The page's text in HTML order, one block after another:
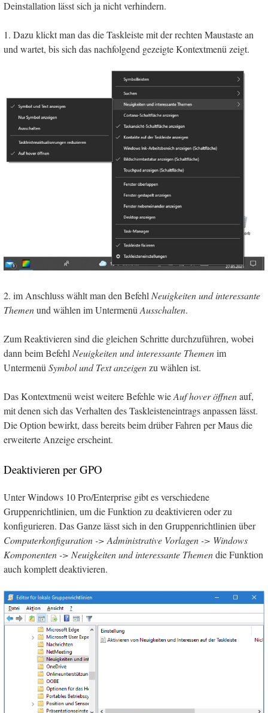
Deinstallation lässt sich ja nicht verhindern.
1. Dazu klickt man das die Taskleiste mit der rechten Maustaste an
und wartet, bis sich das nachfolgend gezeigte Kontextmenü zeigt.
2. im Anschluss wählt man den Befehl Neuigkeiten und interessante
Themenund wählen im Untermenü Ausschalten.
Zum Reaktivieren sind die gleichen Schritte durchzuführen, wobei
dann beim Befehl Neuigkeiten und interessante Themenim
Untermenü Symbol und Text anzeigenzu wählen ist.
Das Kontextmenü weist weitere Befehle wieAuf hover öffnenauf,
mit denen sich das Verhalten des Taskleisteneintrags anpassen lässt.
Die Option bewirkt, dass bereits beim drüber Fahren per Maus die
erweiterte Anzeige erscheint.
Deaktivieren per GPO
Unter Windows 10 Pro/Enterprise gibt es verschiedene
Gruppenrichtlinien, um die Funktion zu deaktivieren oder zu
konfigurieren. Das Ganze lässt sich in den Gruppenrichtlinien über
Computerkonfiguration -> Administrative Vorlagen -> Windows
Komponenten -> Neuigkeiten und interessante Themendie Funktion
auch komplett deaktivieren.